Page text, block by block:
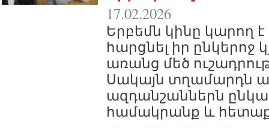
17.02.2026
Երբեմն կինը կարող
հարցնել իր ընկերոջ
առանց մեծ
Սակայն տղամարդն
ազդանշաններն
համակրանք և